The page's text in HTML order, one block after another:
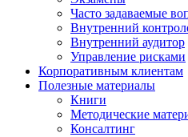
Часто задаваемые
Внутренний
Внутренний аудитор
Управление рисками
Корпоративным клиентам
Полезные материалы
Книги
Методические
Консалтинг